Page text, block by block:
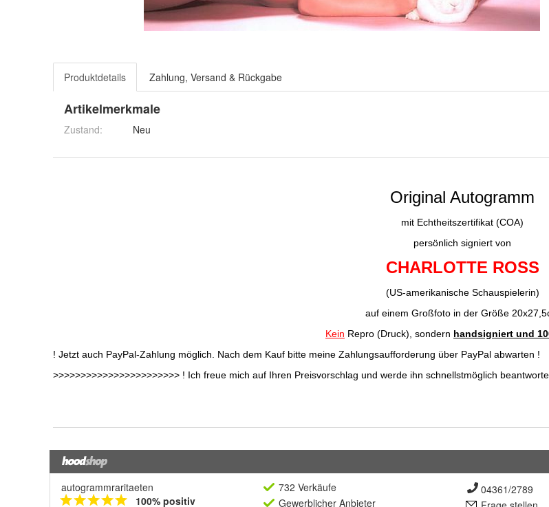
Produktdetails Zahlung, Versand & Rückgabe
Artikelmerkmale
Zustand: Neu
autogrammraritaeten
100% positiv
732 Verkäufe
Gewerblicher Anbieter
04361/2789